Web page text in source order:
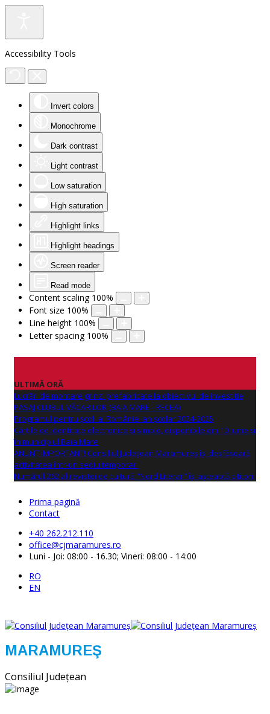
Accessibility Tools
Invert colors
Monochrome
Dark contrast
Light contrast
Low saturation
High saturation
Highlight links
Highlight headings
Screen reader
Read mode
Content scaling 100%
Font size 100%
Line height 100%
Letter spacing 100%
ULTIMĂ ORĂ
Lucrări de montare grinzi prefabricate la obiectivul de investitie
PASAJ CLUBUL VĂCARILOR (BAIA MARE - RECEA)
Programul pentru școli al României an școlar 2024-2025
Cărțile de identitate electronice și simple, disponibile din 10 iunie și
în municipiul Baia Mare
ANUNŢ IMPORTANT! Consiliul Județean Maramureș își desfășoară
activitatea într-un sediu temporar.
Numărul 262 al revistei de cultură "Nord Literar" își așteaptă cititorii
Prima pagină
Contact
+40 262.212.110
office@cjmaramures.ro
Luni - Joi: 08:00 - 16.30; Vineri: 08:00 - 14:00
RO
EN
MARAMUREŞ
Consiliul Judeţean